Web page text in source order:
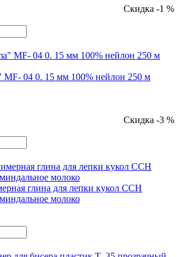
Скидка -1 %
04 0. 15 мм 100% нейлон 250 м
Скидка -3 %
глина для лепки кукол CCH
молоко